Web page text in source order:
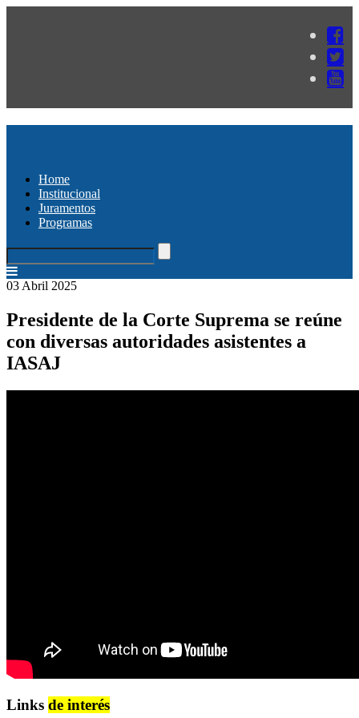
Home
Institucional
Juramentos
Programas
03 Abril 2025
Presidente de la Corte Suprema se reúne
con diversas autoridades asistentes a
IASAJ
Links de interés